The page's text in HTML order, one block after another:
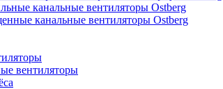
канальные вентиляторы Ostberg
канальные вентиляторы Ostberg
вентиляторы